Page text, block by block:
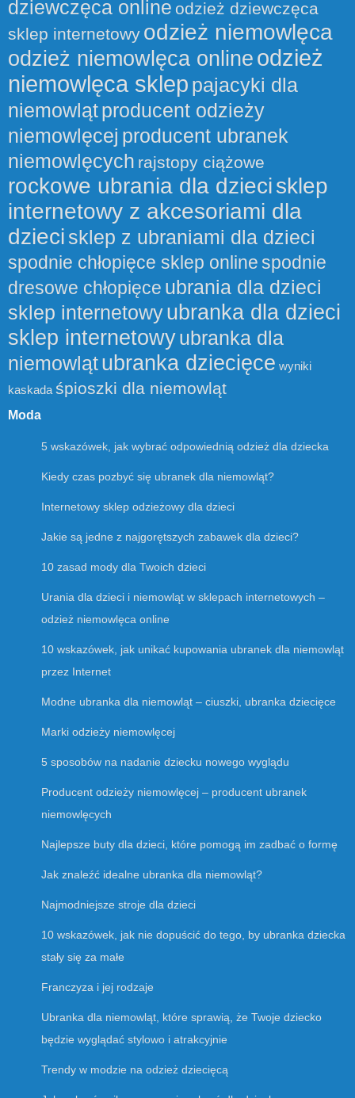
dziewczęca online odzież dziewczęca
sklep internetowy odzież niemowlęca
odzież niemowlęca online odzież
niemowlęca sklep pajacyki dla
niemowlątproducent odzieży
niemowlęcej producent ubranek
niemowlęcych rajstopy ciążowe
rockowe ubrania dla dziecisklep
internetowy z akcesoriami dla
dzieci sklep z ubraniami dla dzieci
spodnie chłopięce sklep onlinespodnie
dresowe chłopięce ubrania dla dzieci
sklep internetowyubranka dla dzieci
sklep internetowyubranka dla
niemowlątubranka dziecięce wyniki
kaskada śpioszki dla niemowląt
Moda
5 wskazówek, jak wybrać odpowiednią odzież dla dziecka
Kiedy czas pozbyć się ubranek dla niemowląt?
Internetowy sklep odzieżowy dla dzieci
Jakie są jedne z najgorętszych zabawek dla dzieci?
10 zasad mody dla Twoich dzieci
Urania dla dzieci i niemowląt w sklepach internetowych –
odzież niemowlęca online
10 wskazówek, jak unikać kupowania ubranek dla niemowląt
przez Internet
Modne ubranka dla niemowląt – ciuszki, ubranka dziecięce
Marki odzieży niemowlęcej
5 sposobów na nadanie dziecku nowego wyglądu
Producent odzieży niemowlęcej – producent ubranek
niemowlęcych
Najlepsze buty dla dzieci, które pomogą im zadbać o formę
Jak znaleźć idealne ubranka dla niemowląt?
Najmodniejsze stroje dla dzieci
10 wskazówek, jak nie dopuścić do tego, by ubranka dziecka
stały się za małe
Franczyza i jej rodzaje
Ubranka dla niemowląt, które sprawią, że Twoje dziecko
będzie wyglądać stylowo i atrakcyjnie
Trendy w modzie na odzież dziecięcą